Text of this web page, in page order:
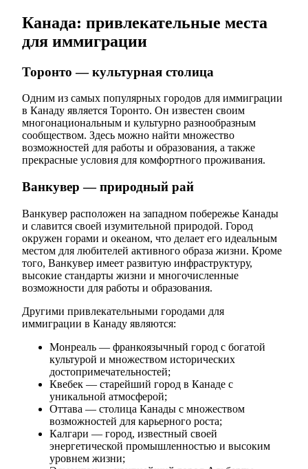
Канада: привлекательные места
для иммиграции
Торонто — культурная столица
Одним из самых популярных городов для иммиграции
в Канаду является Торонто. Он известен своим
многонациональным и культурно разнообразным
сообществом. Здесь можно найти множество
возможностей для работы и образования, а также
прекрасные условия для комфортного проживания.
Ванкувер — природный рай
Ванкувер расположен на западном побережье Канады
и славится своей изумительной природой. Город
окружен горами и океаном, что делает его идеальным
местом для любителей активного образа жизни. Кроме
того, Ванкувер имеет развитую инфраструктуру,
высокие стандарты жизни и многочисленные
возможности для работы и образования.
Другими привлекательными городами для
иммиграции в Канаду являются:
Монреаль — франкоязычный город с богатой
культурой и множеством исторических
достопримечательностей;
Квебек — старейший город в Канаде с
уникальной атмосферой;
Оттава — столица Канады с множеством
возможностей для карьерного роста;
Калгари — город, известный своей
энергетической промышленностью и высоким
уровнем жизни;